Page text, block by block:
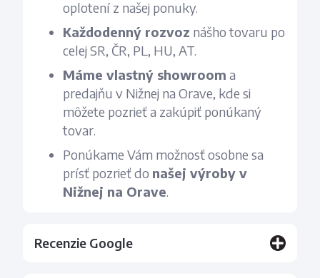
oplotení z našej ponuky.
Každodenný rozvoz nášho tovaru po
celej SR, ČR, PL, HU, AT.
Máme vlastný showroom a
predajňu v Nižnej na Orave, kde si
môžete pozrieť a zakúpiť ponúkaný
tovar.
Ponúkame Vám možnosť osobne sa
prísť pozrieť do našej výroby v
Nižnej na Orave
Recenzie Google